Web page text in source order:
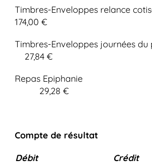
Timbres-Enveloppes relance
174,00 €
Timbres-Enveloppes journées
27,84 €
Repas
29,28 €
Compte de résultat
Débit
Crédit